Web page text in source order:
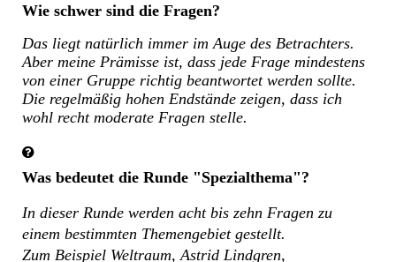
Wie schwer sind die Fragen?
Das liegt natürlich immer im Auge des Betrachters.
Aber meine Prämisse ist, dass jede Frage mindestens
von einer Gruppe richtig beantwortet werden sollte.
Die regelmäßig hohen Endstände zeigen, dass ich
wohl recht moderate Fragen stelle.
Was bedeutet die Runde "Spezialthema"?
In dieser Runde werden acht bis zehn Fragen zu
einem bestimmten Themengebiet gestellt.
Zum Beispiel Weltraum, Astrid Lindgren,